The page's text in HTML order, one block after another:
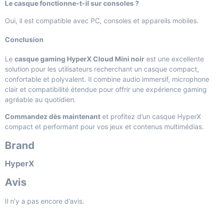
Le casque fonctionne-t-il sur consoles ?
Oui, il est compatible avec PC, consoles et appareils mobiles.
Conclusion
Le casque gaming HyperX Cloud Mini noir est une excellente
solution pour les utilisateurs recherchant un casque compact,
confortable et polyvalent. Il combine audio immersif, microphone
clair et compatibilité étendue pour offrir une expérience gaming
agréable au quotidien.
Commandez dès maintenant et profitez d’un casque HyperX
compact et performant pour vos jeux et contenus multimédias.
Brand
HyperX
Avis
Il n’y a pas encore d’avis.